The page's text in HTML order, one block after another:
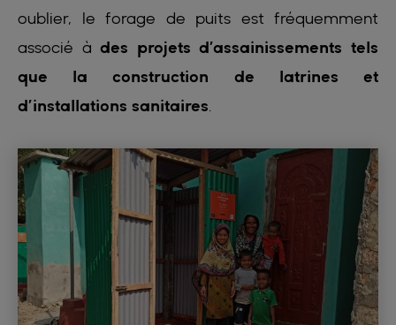
oublier, le forage de puits est fréquemment
associé àdes projets d’assainissements tels
que la construction de latrines et
d’installations sanitaires.